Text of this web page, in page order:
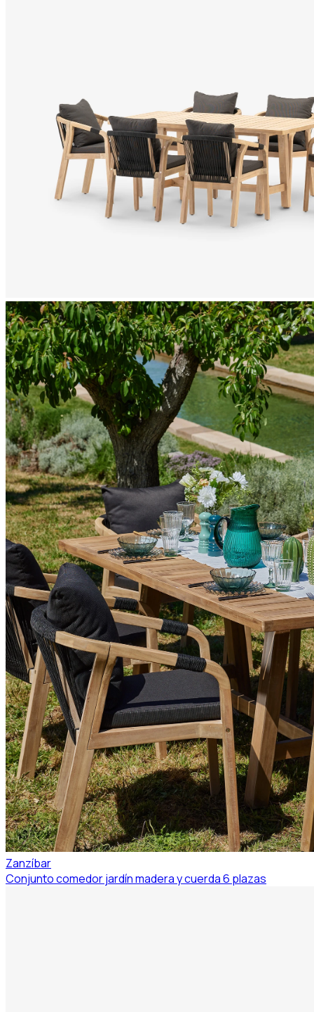
Zanzíbar
Conjunto comedor jardín madera y cuerda 6 plazas